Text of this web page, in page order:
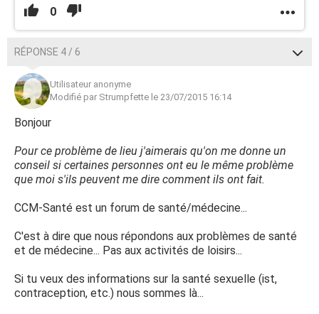
0
RÉPONSE 4 / 6
Utilisateur anonyme
Modifié par Strumpfette le 23/07/2015 16:14
Bonjour
Pour ce problème de lieu j'aimerais qu'on me donne un
conseil si certaines personnes ont eu le même problème
que moi s'ils peuvent me dire comment ils ont fait.
CCM-Santé est un forum de santé/médecine...
C'est à dire que nous répondons aux problèmes de santé
et de médecine... Pas aux activités de loisirs...
Si tu veux des informations sur la santé sexuelle (ist,
contraception, etc.) nous sommes là...